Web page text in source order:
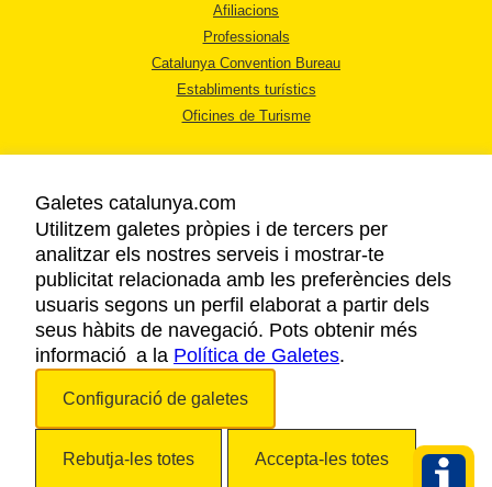
Afiliacions
Professionals
Catalunya Convention Bureau
Establiments turístics
Oficines de Turisme
AVÍS LEGAL
POLÍTICA DE PRIVACITAT
COOKIES
ACCESSIBILITAT
Galetes catalunya.com
Utilitzem galetes pròpies i de tercers per
analitzar els nostres serveis i mostrar-te
publicitat relacionada amb les preferències dels
usuaris segons un perfil elaborat a partir dels
seus hàbits de navegació. Pots obtenir més
informació a la Política de Galetes.
Configuració de galetes
Rebutja-les totes Accepta-les totes